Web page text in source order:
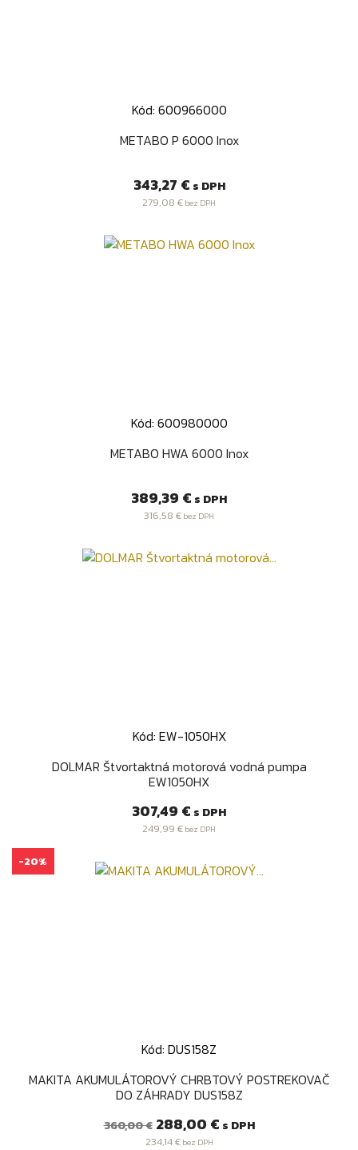
Kód: 600966000
METABO P 6000 Inox
Cena
343,27 € s DPH
279,08 € bez DPH
Kód: 600980000
METABO HWA 6000 Inox
Cena
389,39 € s DPH
316,58 € bez DPH
Kód: EW-1050HX
DOLMAR Štvortaktná motorová vodná pumpa
EW1050HX
Cena
307,49 € s DPH
249,99 € bez DPH
Kód: DUS158Z
MAKITA AKUMULÁTOROVÝ CHRBTOVÝ POSTREKOVAČ
DO ZÁHRADY DUS158Z
Bežná
360,00 € Cena
288,00 € s DPH
234,14 €bez DPH
-20%